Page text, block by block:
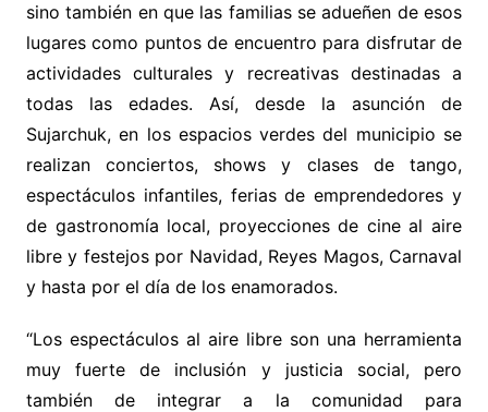
sino también en que las familias se adueñen de esos
lugares como puntos de encuentro para disfrutar de
actividades culturales y recreativas destinadas a
todas las edades. Así, desde la asunción de
Sujarchuk, en los espacios verdes del municipio se
realizan conciertos, shows y clases de tango,
espectáculos infantiles, ferias de emprendedores y
de gastronomía local, proyecciones de cine al aire
libre y festejos por Navidad, Reyes Magos, Carnaval
y hasta por el día de los enamorados.
“Los espectáculos al aire libre son una herramienta
muy fuerte de inclusión y justicia social, pero
también de integrar a la comunidad para